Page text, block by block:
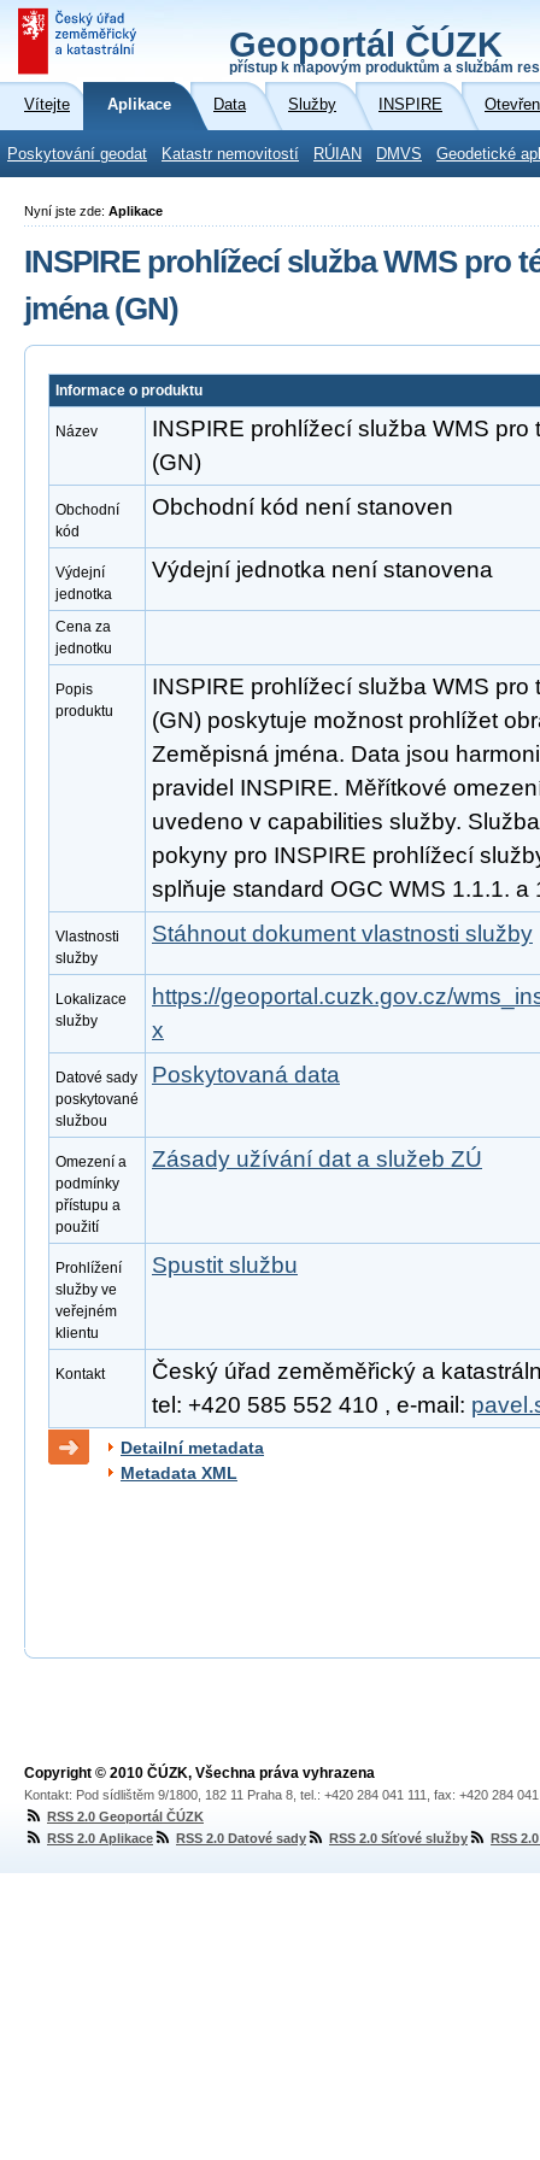
Geoportál ČÚZK
přístup k mapovým produktům a službám
Vítejte Aplikace Data Služby INSPIRE
Poskytování geodat Katastr nemovitostí RÚIAN DMVS Geodetické
Nyní jste zde: Aplikace
INSPIRE prohlížecí služba WMS pro
jména (GN)
Informace o produktu
Název
INSPIRE prohlížecí služba WMS pro
(GN)
Obchodní
kód
Obchodní kód není stanoven
Výdejní
jednotka
Výdejní jednotka není stanovena
Cena za
jednotku
Popis
produktu
INSPIRE prohlížecí služba WMS pro
(GN) poskytuje možnost prohlížet
Zeměpisná jména. Data jsou
pravidel INSPIRE. Měřítkové
uvedeno v capabilities služby.
pokyny pro INSPIRE prohlížecí
splňuje standard OGC WMS 1.1.1. a
Vlastnosti
služby
Stáhnout dokument vlastnosti služby
Lokalizace
služby
https://geoportal.cuzk.gov.cz/
x
Datové sady
poskytované
službou
Poskytovaná data
Omezení a
podmínky
přístupu a
použití
Zásady užívání dat a služeb ZÚ
Prohlížení
služby ve
veřejném
klientu
Spustit službu
Kontakt
Český úřad zeměměřický a
tel: +420 585 552 410 , e-mail:
Detailní metadata
Metadata XML
Copyright © 2010 ČÚZK, Všechna práva vyhrazena
Kontakt: Pod sídlištěm 9/1800, 182 11 Praha 8, tel.: +420 284 041 111, fax: +420 284
RSS 2.0 Geoportál ČÚZK
RSS 2.0 Aplikace
RSS 2.0 Datové sady RSS 2.0 Síťové služby RSS